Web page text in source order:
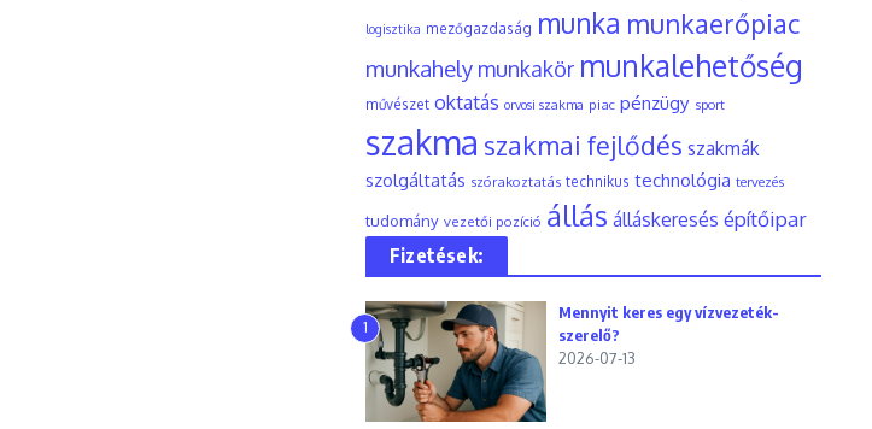
logisztika mezőgazdaság munka munkaerőpiac
munkahely munkakör munkalehetőség
művészet oktatás orvosi szakma piac pénzügy sport
szakma szakmai fejlődés szakmák
szolgáltatás szórakoztatás technikus technológia tervezés
tudomány vezetői pozíció állás álláskeresés építőipar
Fizetések:
1
Mennyit keres egy vízvezeték-
szerelő?
2026-07-13